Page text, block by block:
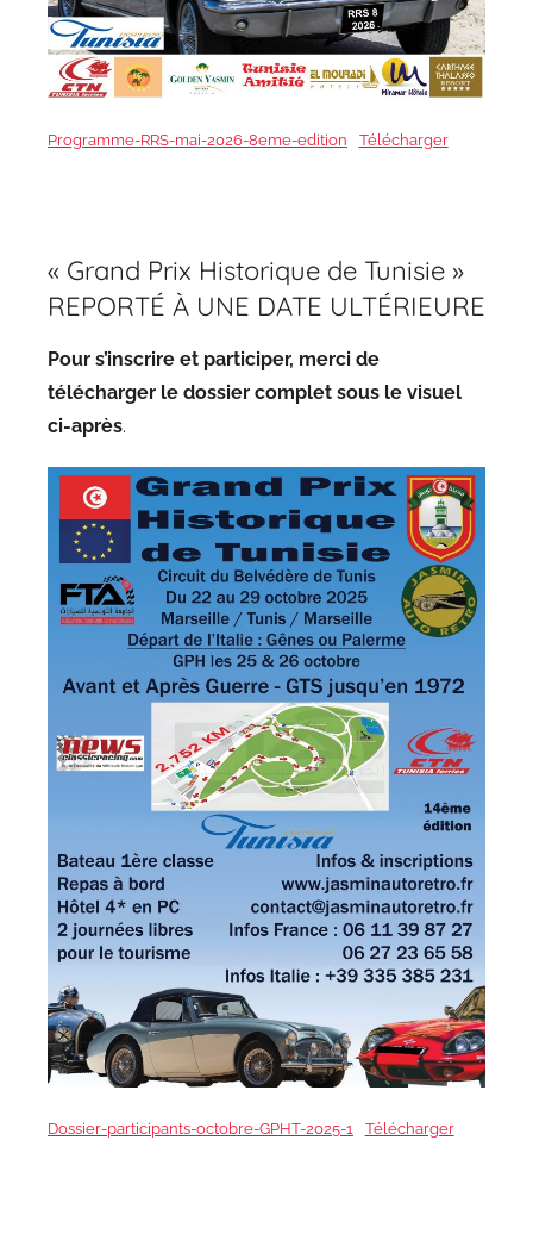
Programme-RRS-mai-2026-8eme-edition Télécharger
« Grand Prix Historique de Tunisie »
REPORTÉ À UNE DATE ULTÉRIEURE
Pour s’inscrire et participer, merci de
télécharger le dossier complet sous le visuel
ci-après.
Dossier-participants-octobre-GPHT-2025-1 Télécharger